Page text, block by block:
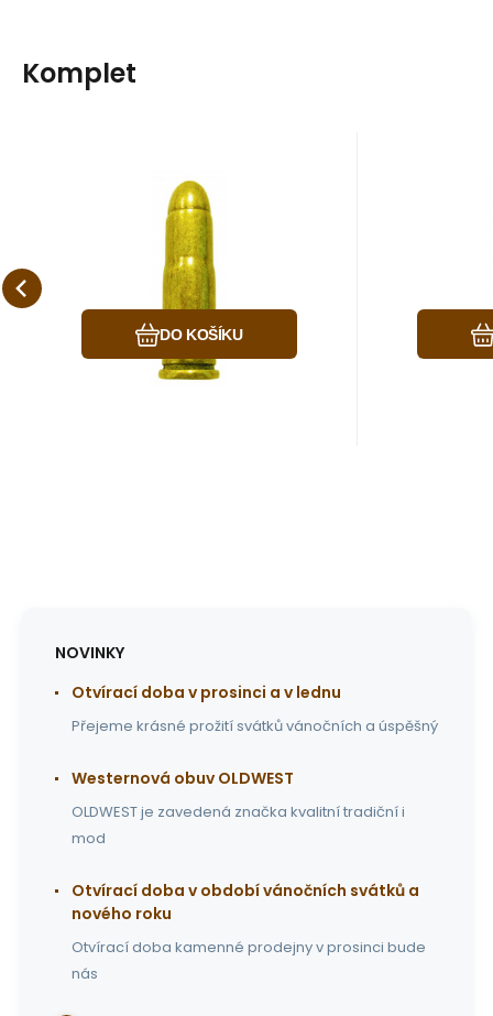
Komplet
dekorační
náboj/patrona,
puška
Kód:A66161
Kód dod.:
EAN:lor54
Záruka24 měsíců
20Kč
cca 3 dny
DO KOŠÍKU
Oblíbený
Porovnat
Dekorační náboje/patrony
(repliky) do replik pušek.
Provedení-barva: žlutá-
mosaz Materiál: kov
mosaz
NOVINKY
Otvírací doba v prosinci a v lednu
Přejeme krásné prožití svátků vánočních a úspěšný
Westernová obuv OLDWEST
OLDWEST je zavedená značka kvalitní tradiční i
mod
Otvírací doba v období vánočních svátků a
nového roku
Otvírací doba kamenné prodejny v prosinci bude
nás